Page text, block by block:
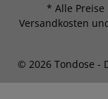
© 2026 Tondose -
* Alle
Versandkosten